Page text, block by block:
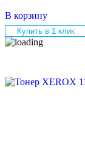
В корзину
Купить в 1 клик